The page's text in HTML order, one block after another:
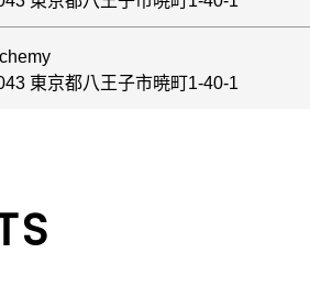
東京都八王子市暁町1-40-1